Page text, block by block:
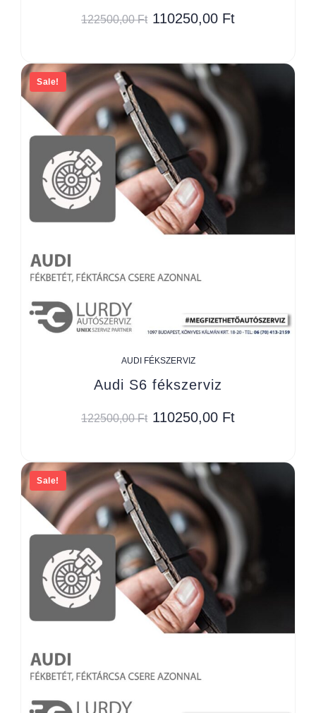
122500,00Ft 110250,00 Ft
Sale!
AUDI FÉKSZERVIZ
Audi S6 fékszerviz
122500,00Ft 110250,00 Ft
Sale!